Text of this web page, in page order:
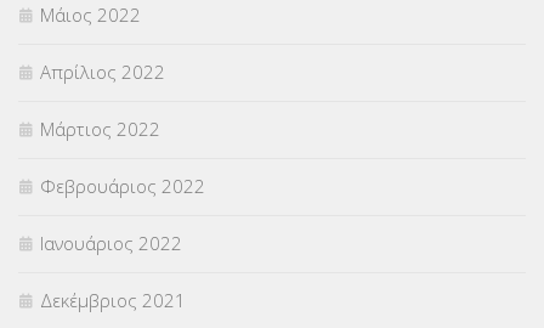
Μάιος 2022
Απρίλιος 2022
Μάρτιος 2022
Φεβρουάριος 2022
Ιανουάριος 2022
Δεκέμβριος 2021